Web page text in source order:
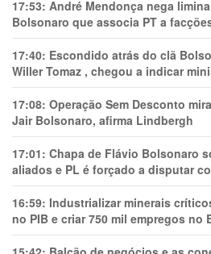
17:53: André Mendonça nega
Bolsonaro que associa PT a
17:40: Escondido atrás do clã
Willer Tomaz , chegou a indicar
17:08: Operação Sem Desconto
Jair Bolsonaro, afirma Lindbergh
17:01: Chapa de Flávio Bolsonaro
aliados e PL é forçado a disputar
16:59: Industrializar minerais
no PIB e criar 750 mil empregos no